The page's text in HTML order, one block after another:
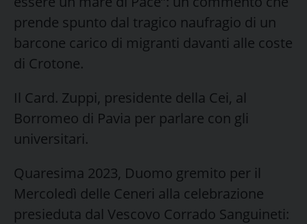
prende spunto dal tragico naufragio di un
barcone carico di migranti davanti alle coste
di Crotone.
Il Card. Zuppi, presidente della Cei, al
Borromeo di Pavia per parlare con gli
universitari.
Quaresima 2023, Duomo gremito per il
Mercoledì delle Ceneri alla celebrazione
presieduta dal Vescovo Corrado Sanguineti: